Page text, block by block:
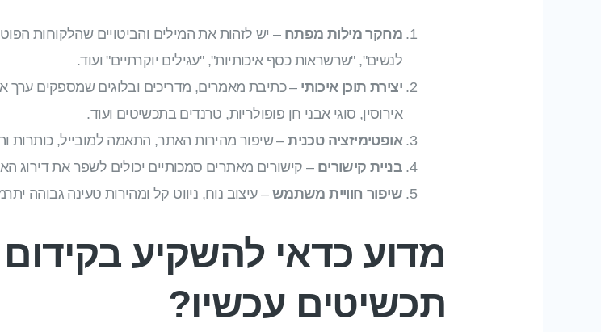
מחקר מילות מפתח – יש לזהות את המילים והביטויים שהלקוחות
לנשים", "שרשראות כסף איכותיות", "עגילים יוקרתיים" ועוד.
יצירת תוכן איכותי – כתיבת מאמרים, מדריכים ובלוגים שמספקים ערך
אירוסין, סוגי אבני חן פופולריות, טרנדים בתכשיטים ועוד.
אופטימיזציה טכנית– שיפור מהירות האתר, התאמה למובייל, כותרות
בניית קישורים – קישורים מאתרים סמכותיים יכולים לשפר את דירוג
שיפור חוויית משתמש – עיצוב נוח, ניווט קל ומהירות טעינה גבוהה
מדוע כדאי להשקיע בקידום
תכשיטים עכשיו?